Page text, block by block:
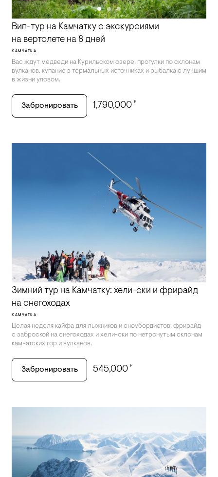
Вип-тур на Камчатку с экскурсиями
на вертолете на 8 дней
КАМЧАТКА
Вас ждут медведи на Курильском озере, прогулки по склонам
вулканов, купание в термальных источниках и рыбалка с лучшим
в жизни уловом.
Забронировать 1,790,000 ₽
Зимний тур на Камчатку: хели-ски и фрирайд
на снегоходах
КАМЧАТКА
Целая неделя кайфа для лыжников и сноубордистов: фрирайд
с заброской на снегоходах и хели-ски по нетронутым склонам
камчатских гор и вулканов.
Забронировать 545,000 ₽